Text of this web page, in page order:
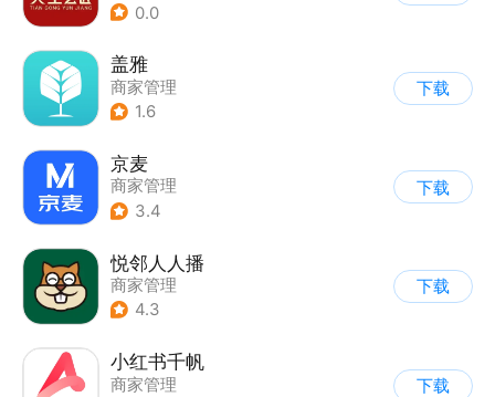
0.0
盖雅
商家管理
1.6
下载
京麦
商家管理
3.4
下载
悦邻人人播
商家管理
4.3
下载
小红书千帆
商家管理
下载